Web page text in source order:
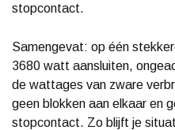
stopcontact.
Samengevat: op één
3680 watt aansluiten,
de wattages van zware
geen blokken aan elkaar en
stopcontact. Zo blijft je